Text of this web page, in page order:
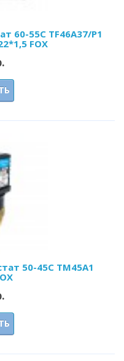
60-55С ТF46А37/P1
FOX
50-45С ТМ45А1